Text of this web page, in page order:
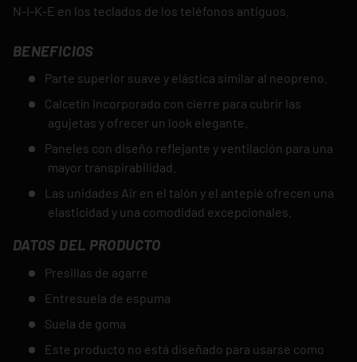
N-I-K-E en los teclados de los teléfonos antiguos.
BENEFICIOS
Parte superior suave y elástica similar al neopreno.
Calcetín incorporado con cierre para cubrir las
agujetas y ofrecer un look elegante.
Paneles con diseño reflejante y ventilación para una
mayor transpirabilidad.
Las unidades Air en el talón y el antepié ofrecen una
elasticidad y una comodidad excepcionales.
DATOS DEL PRODUCTO
Presillas de agarre
Entresuela de espuma
Suela de goma
Este producto no está diseñado para usarse como